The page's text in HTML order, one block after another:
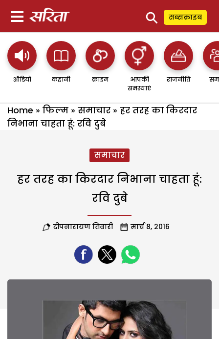
⚲ सब्सक्राइब
ऑडियो कहानी क्राइम
आपकी
समस्याएं
राजनीति
Home » फिल्म » समाचार » हर तरह का किरदार
निभाना चाहता हूं: रवि दुबे
समाचार
हर तरह का किरदार निभाना चाहता हूं:
रवि दुबे
दीपनारायण तिवारी मार्च 8, 2016